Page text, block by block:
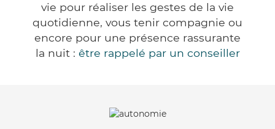
vie pour réaliser les gestes de la vie
quotidienne, vous tenir compagnie ou
encore pour une présence rassurante
la nuit : être rappelé par un conseiller